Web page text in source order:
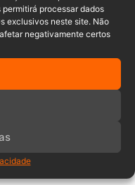
processar dados
exclusivos neste site. Não
negativamente certos
encerramento
empresas de